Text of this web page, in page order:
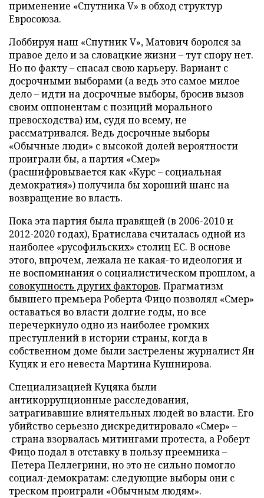
применение «Спутника V» в обход структур
Евросоюза.
Лоббируя наш «Спутник V», Матович боролся за
правое дело и за словацкие жизни – тут спору нет.
Но по факту – спасал свою карьеру. Вариант с
досрочными выборами (а ведь это самое милое
дело – идти на досрочные выборы, бросив вызов
своим оппонентам с позиций морального
превосходства) им, судя по всему, не
рассматривался. Ведь досрочные выборы
«Обычные люди» с высокой долей вероятности
проиграли бы, а партия «Смер»
(расшифровывается как «Курс – социальная
демократия») получила бы хороший шанс на
возвращение во власть.
Пока эта партия была правящей (в 2006-2010 и
2012-2020 годах), Братислава считалась одной из
наиболее «русофильских» столиц ЕС. В основе
этого, впрочем, лежала не какая-то идеология и
не воспоминания о социалистическом прошлом, а
совокупность других факторов. Прагматизм
бывшего премьера Роберта Фицо позволял «Смер»
оставаться во власти долгие годы, но все
перечеркнуло одно из наиболее громких
преступлений в истории страны, когда в
собственном доме были застрелены журналист Ян
Куцяк и его невеста Мартина Кушнирова.
Специализацией Куцяка были
антикоррупционные расследования,
затрагивавшие влиятельных людей во власти. Его
убийство серьезно дискредитировало «Смер» –
страна взорвалась митингами протеста, а Роберт
Фицо подал в отставку в пользу преемника –
Петера Пеллегрини, но это не сильно помогло
социал-демократам: следующие выборы они с
треском проиграли «Обычным людям».